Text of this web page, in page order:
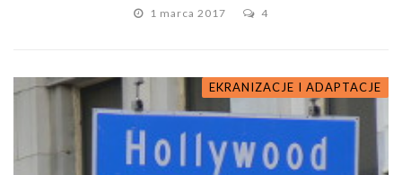
1 marca 2017 4
EKRANIZACJE I ADAPTACJE